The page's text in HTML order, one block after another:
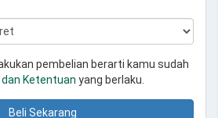
pembelian berarti kamu sudah
Ketentuan yang berlaku.
Beli Sekarang